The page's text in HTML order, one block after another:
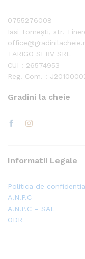
0755276008
Iasi Tomești, str.
TARIGO SERV SRL
CUI : 26574953
Reg. Com. :
Gradini la cheie
Informatii Legale
Politica de
A.N.P.C
A.N.P.C – SAL
ODR